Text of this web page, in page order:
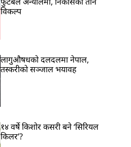
विकल्प
लागुऔषधको दलदलमा नेपाल,
तस्करीको सञ्जाल भयावह
१४ वर्षे किशोर कसरी बने ‘सिरियल
किलर’?